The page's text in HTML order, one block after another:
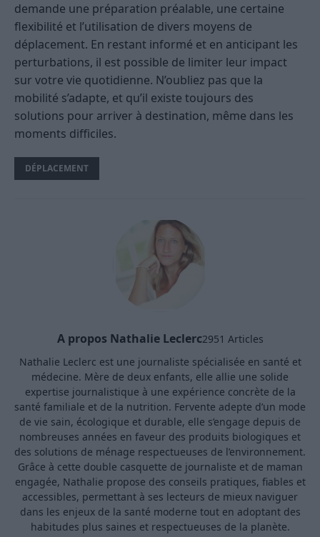
demande une préparation préalable, une certaine
flexibilité et l’utilisation de divers moyens de
déplacement. En restant informé et en anticipant les
perturbations, il est possible de limiter leur impact
sur votre vie quotidienne. N’oubliez pas que la
mobilité s’adapte, et qu’il existe toujours des
solutions pour arriver à destination, même dans les
moments difficiles.
DÉPLACEMENT
A propos Nathalie Leclerc2951 Articles
Nathalie Leclerc est une journaliste spécialisée en santé et
médecine. Mère de deux enfants, elle allie une solide
expertise journalistique à une expérience concrète de la
santé familiale et de la nutrition. Fervente adepte d’un mode
de vie sain, écologique et durable, elle s’engage depuis de
nombreuses années en faveur des produits biologiques et
des solutions de ménage respectueuses de l’environnement.
Grâce à cette double casquette de journaliste et de maman
engagée, Nathalie propose des conseils pratiques, fiables et
accessibles, permettant à ses lecteurs de mieux naviguer
dans les enjeux de la santé moderne tout en adoptant des
habitudes plus saines et respectueuses de la planète.